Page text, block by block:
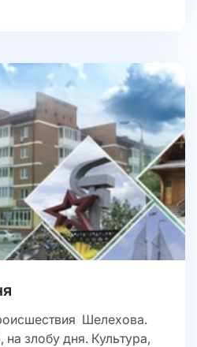
Шелехова.
на злобу дня. Культура,